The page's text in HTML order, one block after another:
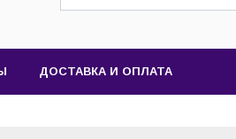
ДОСТАВКА И ОПЛАТА